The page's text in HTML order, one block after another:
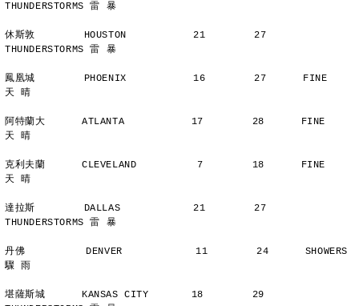
THUNDERSTORMS 雷 暴
休斯敦        HOUSTON           21        27
THUNDERSTORMS 雷 暴
鳳凰城        PHOENIX           16        27      FINE
天 晴
阿特蘭大      ATLANTA           17        28      FINE
天 晴
克利夫蘭      CLEVELAND          7        18      FINE
天 晴
達拉斯        DALLAS            21        27
THUNDERSTORMS 雷 暴
丹佛          DENVER            11        24      SHOWERS
驟 雨
堪薩斯城      KANSAS CITY       18        29